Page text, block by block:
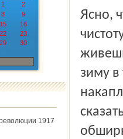
1
2
8
9
15
16
22
23
29
30
1917
Ясно, что без постановления, без пламенной «борьбы за
зиму